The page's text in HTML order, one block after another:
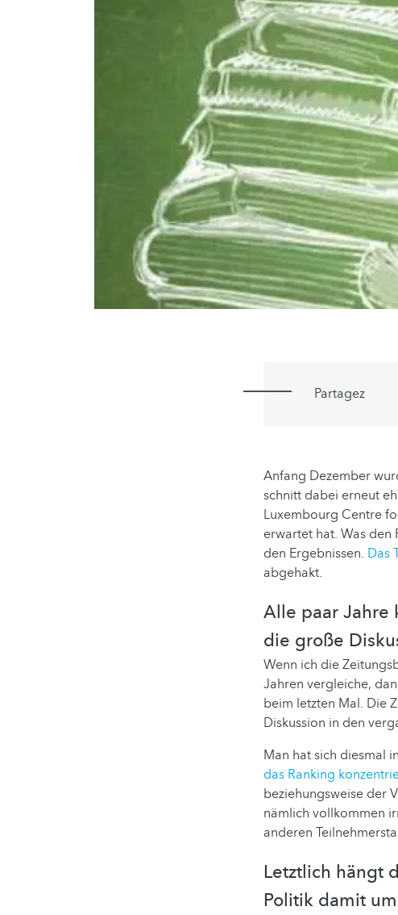
Partagez
Anfang Dezember
schnitt dabei erneut
Luxembourg Centre
erwartet hat. Was
den Ergebnissen. Das
abgehakt.
Alle paar Jahre
die große
Wenn ich die
Jahren vergleiche,
beim letzten Mal. Die
Diskussion in den
Man hat sich diesmal
das Ranking
beziehungsweise der
nämlich vollkommen
anderen
Letztlich hängt
Politik damit